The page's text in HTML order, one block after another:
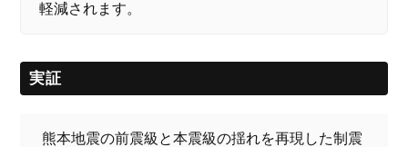
軽減されます。
実証
熊本地震の前震級と本震級の揺れを再現した制震